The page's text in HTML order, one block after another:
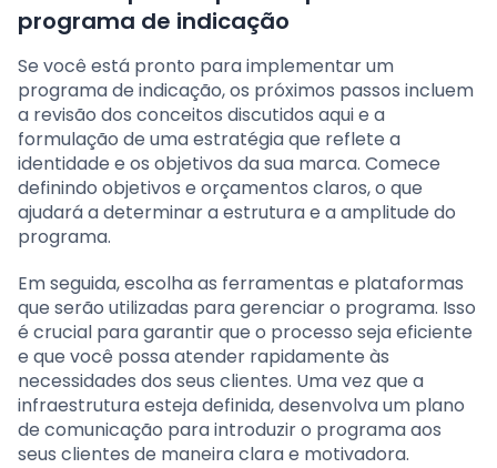
programa de indicação
Se você está pronto para implementar um
programa de indicação, os próximos passos incluem
a revisão dos conceitos discutidos aqui e a
formulação de uma estratégia que reflete a
identidade e os objetivos da sua marca. Comece
definindo objetivos e orçamentos claros, o que
ajudará a determinar a estrutura e a amplitude do
programa.
Em seguida, escolha as ferramentas e plataformas
que serão utilizadas para gerenciar o programa. Isso
é crucial para garantir que o processo seja eficiente
e que você possa atender rapidamente às
necessidades dos seus clientes. Uma vez que a
infraestrutura esteja definida, desenvolva um plano
de comunicação para introduzir o programa aos
seus clientes de maneira clara e motivadora.